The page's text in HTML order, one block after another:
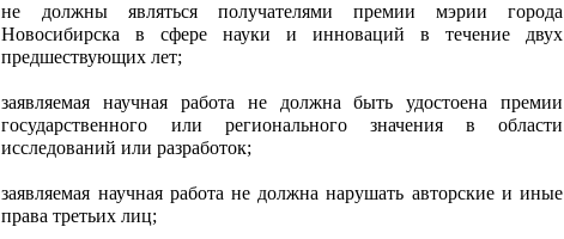
не должны являться получателями премии мэрии города
Новосибирска в сфере науки и инноваций в течение двух
предшествующих лет;
заявляемая научная работа не должна быть удостоена премии
государственного или регионального значения в области
исследований или разработок;
заявляемая научная работа не должна нарушать авторские и иные
права третьих лиц;